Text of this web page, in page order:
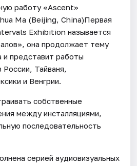
работу «Ascent»
Ma (Beijing, China)Первая
Exhibition называется
она продолжает тему
и представит работы
Тайваня,
и Венгрии.
собственные
между инсталляциями,
последовательность
серией аудиовизуальных